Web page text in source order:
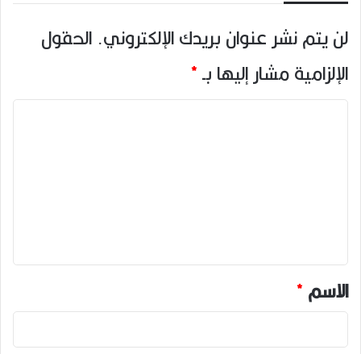
لن يتم نشر عنوان بريدك الإلكتروني. الحقول
الإلزامية مشار إليها بـ*
ا
ق
*
الاسم*